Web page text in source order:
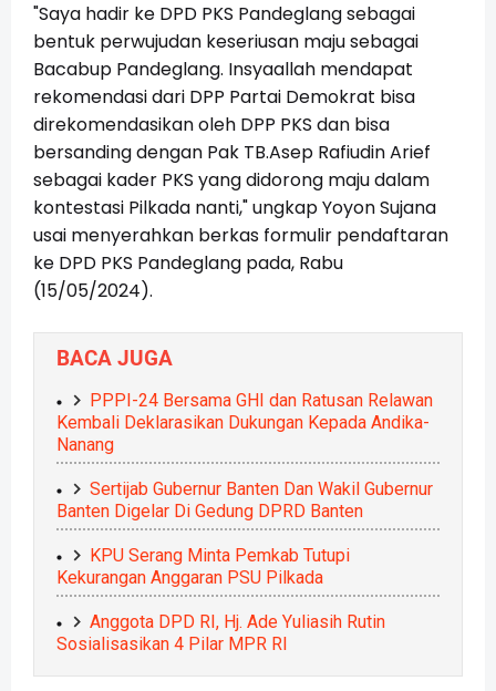
"Saya hadir ke DPD PKS Pandeglang sebagai
bentuk perwujudan keseriusan maju sebagai
Bacabup Pandeglang. Insyaallah mendapat
rekomendasi dari DPP Partai Demokrat bisa
direkomendasikan oleh DPP PKS dan bisa
bersanding dengan Pak TB.Asep Rafiudin Arief
sebagai kader PKS yang didorong maju dalam
kontestasi Pilkada nanti," ungkap Yoyon Sujana
usai menyerahkan berkas formulir pendaftaran
ke DPD PKS Pandeglang pada, Rabu
(15/05/2024).
BACA JUGA
PPPI-24 Bersama GHI dan Ratusan Relawan
Kembali Deklarasikan Dukungan Kepada Andika-
Nanang
Sertijab Gubernur Banten Dan Wakil Gubernur
Banten Digelar Di Gedung DPRD Banten
KPU Serang Minta Pemkab Tutupi
Kekurangan Anggaran PSU Pilkada
Anggota DPD RI, Hj. Ade Yuliasih Rutin
Sosialisasikan 4 Pilar MPR RI